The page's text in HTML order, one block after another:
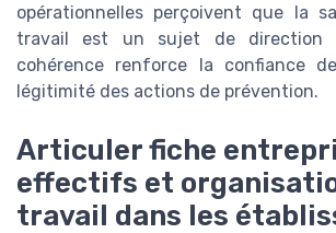
opérationnelles perçoivent que la
travail est un sujet de direction
cohérence renforce la confiance
légitimité des actions de prévention.
Articuler fiche
effectifs et
travail dans les